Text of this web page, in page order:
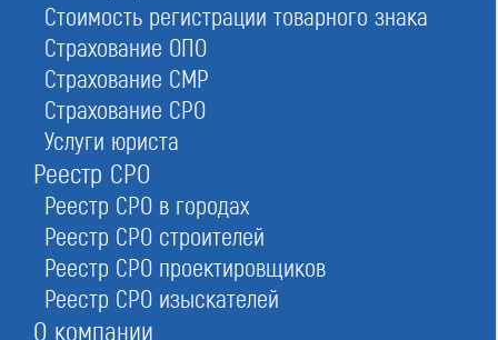
Стоимость регистрации товарного знака
Страхование ОПО
Страхование СМР
Страхование СРО
Услуги юриста
Реестр СРО
Реестр СРО в городах
Реестр СРО строителей
Реестр СРО проектировщиков
Реестр СРО изыскателей
О компании
Стать членом реестра изыскателей
Заказать
При отправке данной формы вы соглашаетесь с
персональных данных.